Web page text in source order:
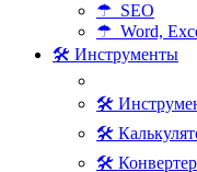
☂ SEO
☂ Word,
🛠 Инструменты
🛠
🛠
🛠